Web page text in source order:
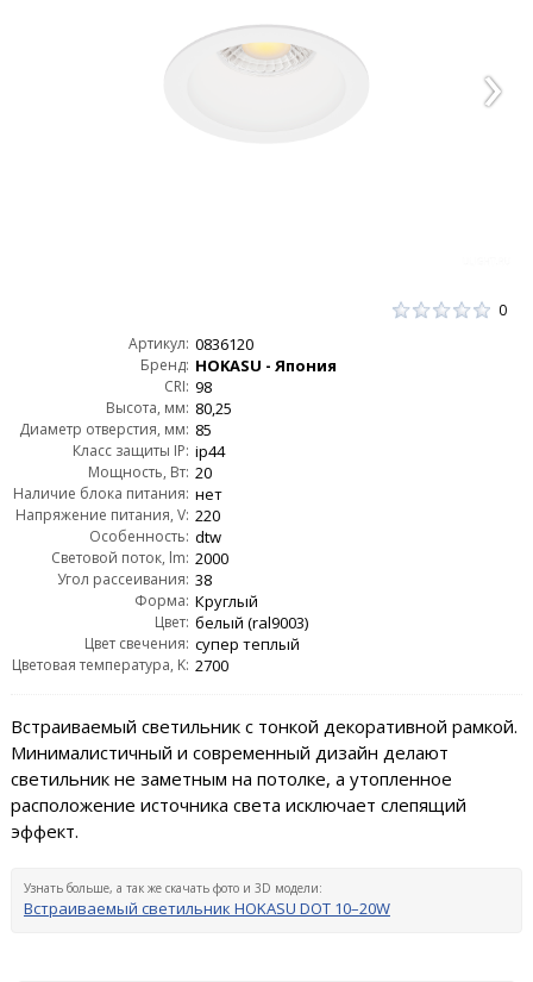
0
Артикул: 0836120
Бренд: HOKASU - Япония
CRI: 98
Высота, мм: 80,25
Диаметр отверстия, мм: 85
Класс защиты IP: ip44
Мощность, Вт: 20
Наличие блока питания: нет
Напряжение питания, V: 220
Особенность: dtw
Световой поток, lm: 2000
Угол рассеивания: 38
Форма: Круглый
Цвет: белый (ral9003)
Цвет свечения: супер теплый
Цветовая температура, K: 2700
Встраиваемый светильник с тонкой декоративной рамкой.
Минималистичный и современный дизайн делают
светильник не заметным на потолке, а утопленное
расположение источника света исключает слепящий
эффект.
Узнать больше, а так же скачать фото и 3D модели:
Встраиваемый светильник HOKASU DOT 10–20W